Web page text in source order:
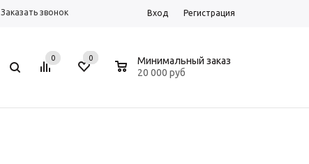
Заказать звонок Вход Регистрация
0 0
Минимальный заказ
20 000 руб